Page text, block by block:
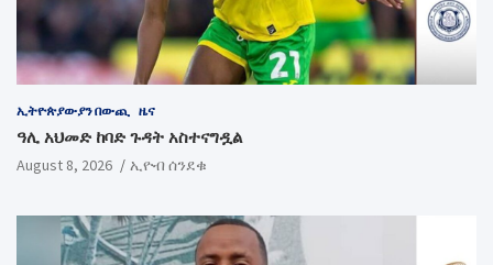
ኢትዮጵያውያን በውጪ ዜና
ዓሊ አህመድ ከባድ ጉዳት አስተናግዷል
August 8, 2026 ኢዮብ ሰንደቁ